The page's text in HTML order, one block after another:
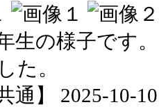
生の様子です
た。
通】 2025-10-